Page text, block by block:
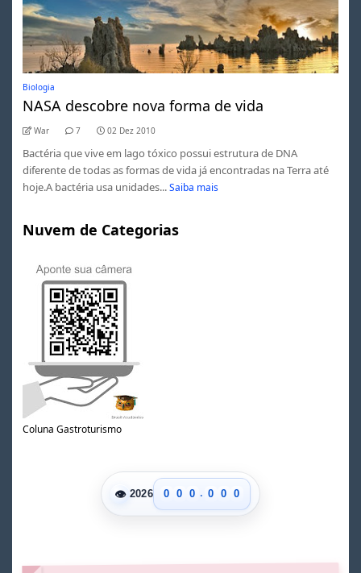
Biologia
NASA descobre nova forma de vida
War 7 02 Dez 2010
Bactéria que vive em lago tóxico possui estrutura de DNA
diferente de todas as formas de vida já encontradas na Terra até
hoje.A bactéria usa unidades... Saiba mais
Nuvem de Categorias
Coluna Gastroturismo
👁 2026
0
1
0
1
0
1
. 0
1
0
1
0
1